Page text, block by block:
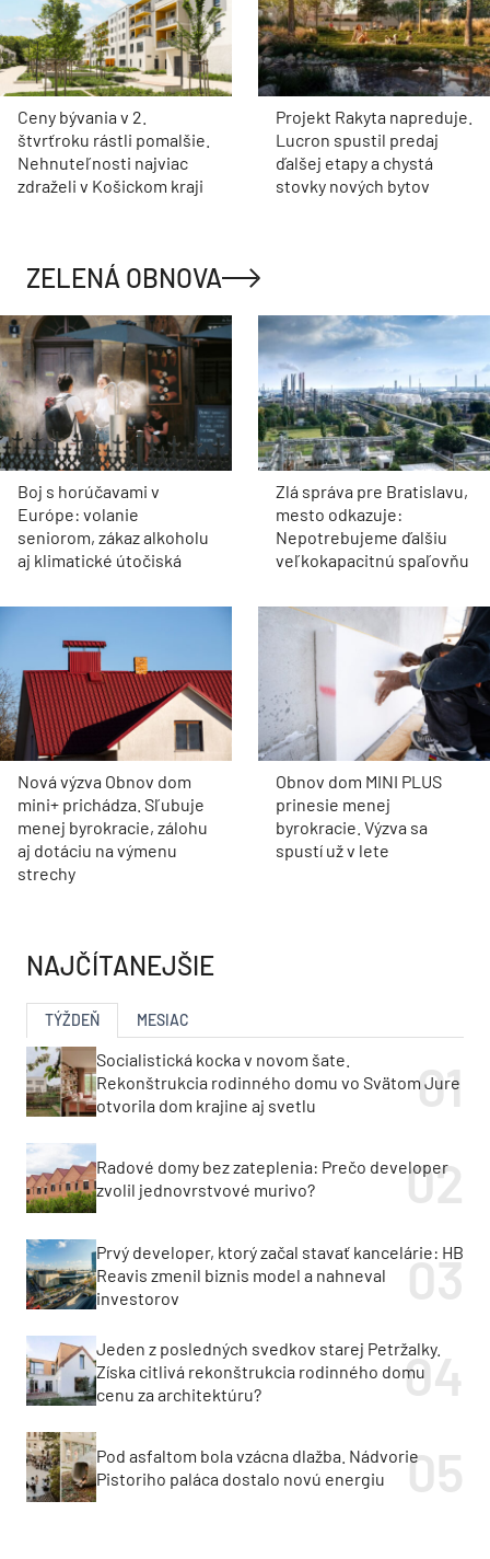
Ceny bývania v 2.
štvrťroku rástli pomalšie.
Nehnuteľnosti najviac
zdraželi v Košickom kraji
Projekt Rakyta napreduje.
Lucron spustil predaj
ďalšej etapy a chystá
stovky nových bytov
ZELENÁ OBNOVA
Boj s horúčavami v
Európe: volanie
seniorom, zákaz alkoholu
aj klimatické útočiská
Zlá správa pre Bratislavu,
mesto odkazuje:
Nepotrebujeme ďalšiu
veľkokapacitnú spaľovňu
Nová výzva Obnov dom
mini+ prichádza. Sľubuje
menej byrokracie, zálohu
aj dotáciu na výmenu
strechy
Obnov dom MINI PLUS
prinesie menej
byrokracie. Výzva sa
spustí už v lete
NAJČÍTANEJŠIE
TÝŽDEŇ MESIAC
Socialistická kocka v novom šate.
Rekonštrukcia rodinného domu vo Svätom Jure
otvorila dom krajine aj svetlu
Radové domy bez zateplenia: Prečo developer
zvolil jednovrstvové murivo?
Prvý developer, ktorý začal stavať kancelárie: HB
Reavis zmenil biznis model a nahneval
investorov
Jeden z posledných svedkov starej Petržalky.
Získa citlivá rekonštrukcia rodinného domu
cenu za architektúru?
Pod asfaltom bola vzácna dlažba. Nádvorie
Pistoriho paláca dostalo novú energiu